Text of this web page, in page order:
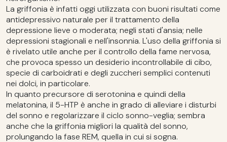
La griffonia è infatti oggi utilizzata con buoni risultati come
antidepressivo naturale per il trattamento della
depressione lieve o moderata; negli stati d'ansia; nelle
depressioni stagionali e nell'insonnia. L'uso della griffonia si
è rivelato utile anche per il controllo della fame nervosa,
che provoca spesso un desiderio incontrollabile di cibo,
specie di carboidrati e degli zuccheri semplici contenuti
nei dolci, in particolare.
In quanto precursore di serotonina e quindi della
melatonina, il 5-HTP è anche in grado di alleviare i disturbi
del sonno e regolarizzare il ciclo sonno-veglia; sembra
anche che la griffonia migliori la qualità del sonno,
prolungando la fase REM, quella in cui si sogna.